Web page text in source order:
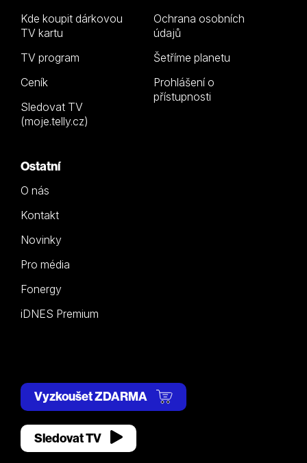
Kde koupit dárkovou
TV kartu
TV program
Ceník
Sledovat TV
(moje.telly.cz)
Ochrana osobních
údajů
Šetříme planetu
Prohlášení o
přístupnosti
Ostatní
O nás
Kontakt
Novinky
Pro média
Fonergy
iDNES Premium
Vyzkoušet ZDARMA
Sledovat TV